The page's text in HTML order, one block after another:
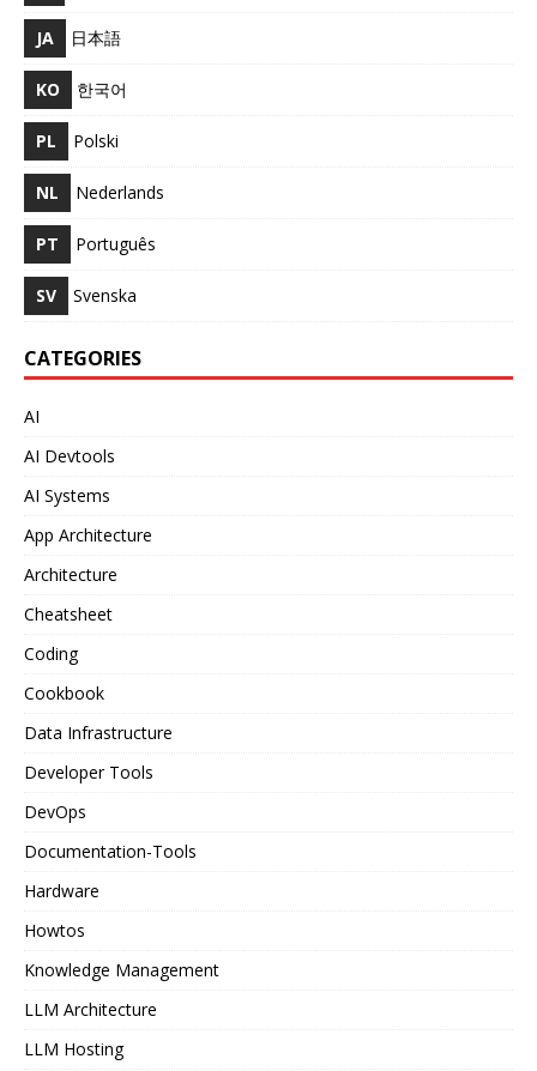
JA 日本語
KO 한국어
PL Polski
NL Nederlands
PT Português
SV Svenska
CATEGORIES
AI
AI Devtools
AI Systems
App Architecture
Architecture
Cheatsheet
Coding
Cookbook
Data Infrastructure
Developer Tools
DevOps
Documentation-Tools
Hardware
Howtos
Knowledge Management
LLM Architecture
LLM Hosting